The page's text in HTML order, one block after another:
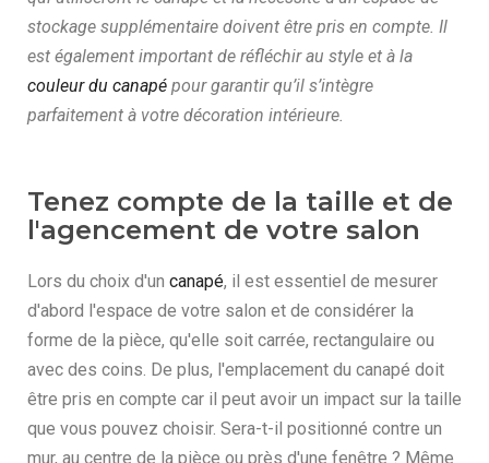
stockage supplémentaire doivent être pris en compte. Il
est également important de réfléchir au style et à la
couleur du canapé pour garantir qu’il s’intègre
parfaitement à votre décoration intérieure.
Tenez compte de la taille et de
l'agencement de votre salon
Lors du choix d'un canapé, il est essentiel de mesurer
d'abord l'espace de votre salon et de considérer la
forme de la pièce, qu'elle soit carrée, rectangulaire ou
avec des coins. De plus, l'emplacement du canapé doit
être pris en compte car il peut avoir un impact sur la taille
que vous pouvez choisir. Sera-t-il positionné contre un
mur, au centre de la pièce ou près d'une fenêtre ? Même